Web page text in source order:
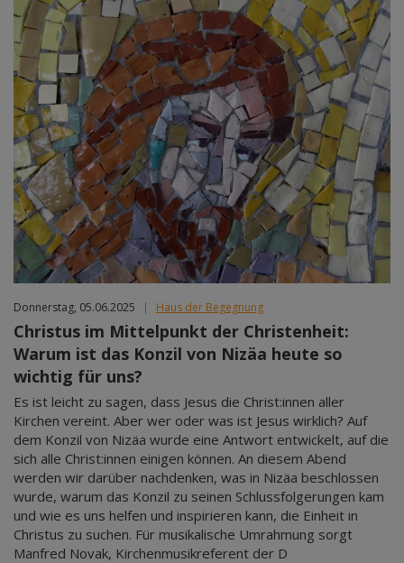
Donnerstag, 05.06.2025 | Haus der Begegnung
Christus im Mittelpunkt der Christenheit:
Warum ist das Konzil von Nizäa heute so
wichtig für uns?
Es ist leicht zu sagen, dass Jesus die Christ:innen aller
Kirchen vereint. Aber wer oder was ist Jesus wirklich? Auf
dem Konzil von Nizäa wurde eine Antwort entwickelt, auf die
sich alle Christ:innen einigen können. An diesem Abend
werden wir darüber nachdenken, was in Nizäa beschlossen
wurde, warum das Konzil zu seinen Schlussfolgerungen kam
und wie es uns helfen und inspirieren kann, die Einheit in
Christus zu suchen. Für musikalische Umrahmung sorgt
Manfred Novak, Kirchenmusikreferent der D